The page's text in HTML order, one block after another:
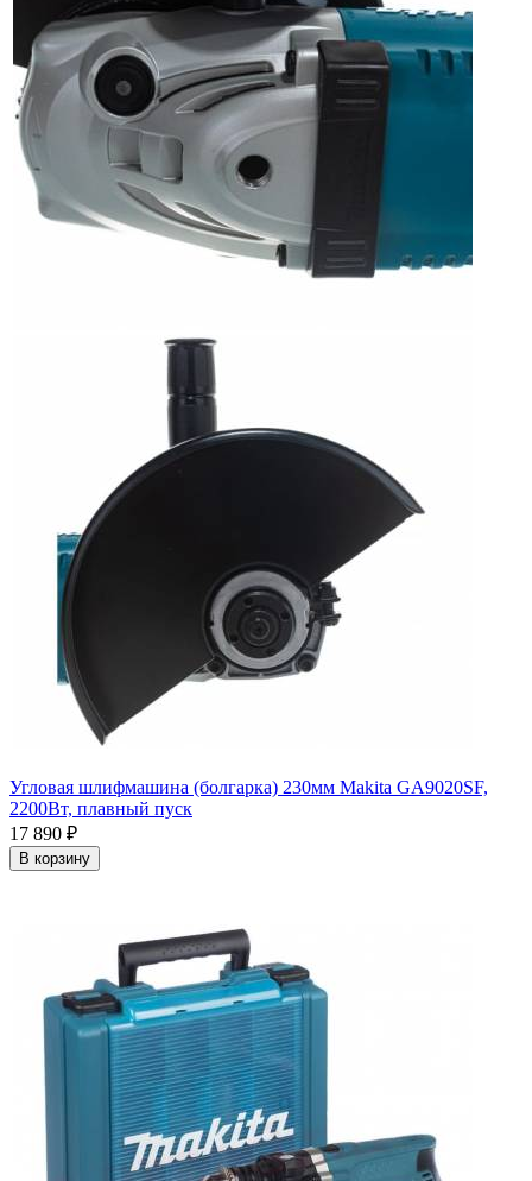
Угловая шлифмашина (болгарка) 230мм Makita GA9020SF,
2200Вт, плавный пуск
17 890 ₽
В корзину